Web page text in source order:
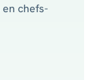
chefs-